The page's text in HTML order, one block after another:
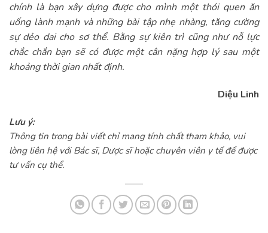
chính là bạn xây dựng được cho mình một thói quen ăn
uống lành mạnh và những bài tập nhẹ nhàng, tăng cường
sự dẻo dai cho sơ thể. Bằng sự kiên trì cũng như nỗ lực
chắc chắn bạn sẽ có được một cân nặng hợp lý sau một
khoảng thời gian nhất định.
Diệu Linh
Lưu ý:
Thông tin trong bài viết chỉ mang tính chất tham khảo, vui
lòng liên hệ với Bác sĩ, Dược sĩ hoặc chuyên viên y tế để được
tư vấn cụ thể.